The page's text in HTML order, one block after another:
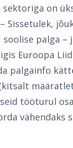
on
Sissetulek,
palga
Euroopa
palgainfo
tööturul
vähendaks